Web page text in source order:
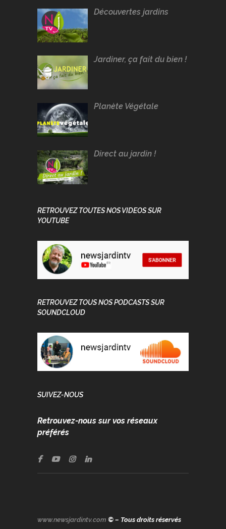
Découvertes jardins
Jardiner, ça fait du bien !
Planète Végétale
Direct au jardin !
RETROUVEZ TOUTES NOS VIDEOS SUR
YOUTUBE
RETROUVEZ TOUS NOS PODCASTS SUR
SOUNDCLOUD
SUIVEZ-NOUS
Retrouvez-nous sur vos réseaux
préférés
www.newsjardintv.com © – Tous droits réservés